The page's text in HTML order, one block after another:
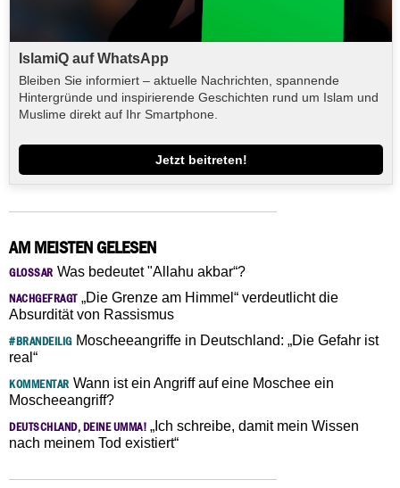
IslamiQ auf WhatsApp
Bleiben Sie informiert – aktuelle Nachrichten, spannende
Hintergründe und inspirierende Geschichten rund um Islam und
Muslime direkt auf Ihr Smartphone.
Jetzt beitreten!
AM MEISTEN GELESEN
GLOSSAR Was bedeutet "Allahu akbar“?
NACHGEFRAGT„Die Grenze am Himmel“ verdeutlicht die
Absurdität von Rassismus
#BRANDEILIGMoscheeangriffe in Deutschland: „Die Gefahr ist
real“
KOMMENTAR Wann ist ein Angriff auf eine Moschee ein
Moscheeangriff?
DEUTSCHLAND, DEINE UMMA! „Ich schreibe, damit mein Wissen
nach meinem Tod existiert“